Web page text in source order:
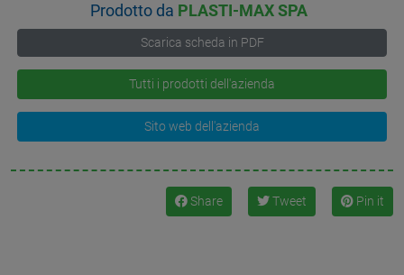
Prodotto da PLASTI-MAX SPA
Scarica scheda in PDF
Tutti i prodotti dell'azienda
Sito web dell'azienda
Share Tweet Pin it